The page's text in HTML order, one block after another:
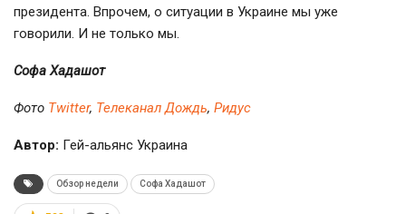
президента. Впрочем, о ситуации в Украине мы уже
говорили. И не только мы.
Софа Хадашот
Фото Twitter, Телеканал Дождь, Ридус
Автор: Гей-альянс Украина
Обзор недели Софа Хадашот